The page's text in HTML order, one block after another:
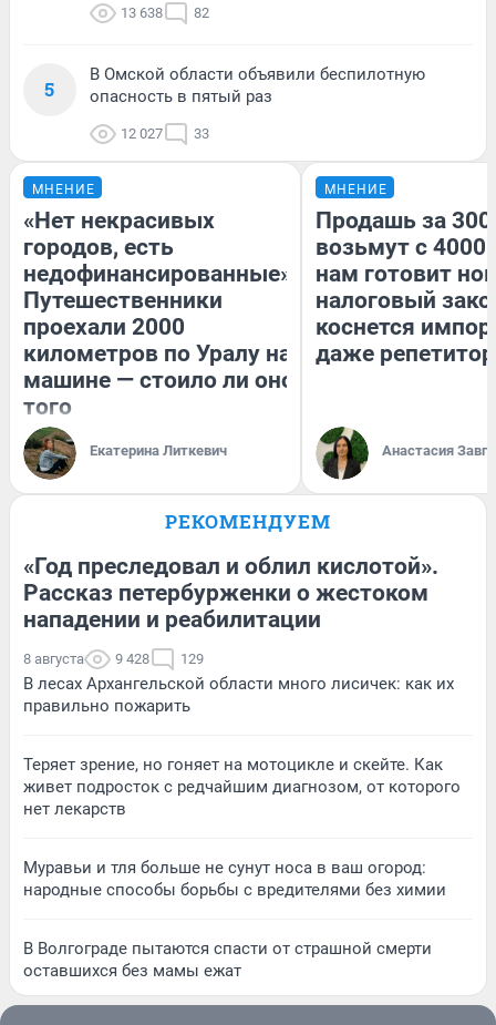
13 638 82
5
В Омской области объявили беспилотную
опасность в пятый раз
12 027 33
МНЕНИЕ
«Нет некрасивых
городов, есть
недофинансированные».
Путешественники
проехали 2000
километров по Уралу на
машине — стоило ли оно
того
Екатерина Литкевич
МНЕНИЕ
Продашь за
возьмут с
нам готовит
налоговый
коснется
даже
Анастасия
РЕКОМЕНДУЕМ
«Год преследовал и облил кислотой».
Рассказ петербурженки о жестоком
нападении и реабилитации
8 августа 9 428 129
В лесах Архангельской области много лисичек: как их
правильно пожарить
Теряет зрение, но гоняет на мотоцикле и скейте. Как
живет подросток с редчайшим диагнозом, от которого
нет лекарств
Муравьи и тля больше не сунут носа в ваш огород:
народные способы борьбы с вредителями без химии
В Волгограде пытаются спасти от страшной смерти
оставшихся без мамы ежат